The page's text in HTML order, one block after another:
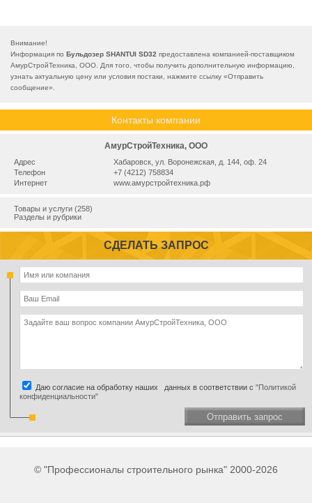
Внимание!
Информация по Бульдозер SHANTUI SD32 предоставлена компанией-поставщиком
АмурСтройТехника, ООО. Для того, чтобы получить дополнительную информацию,
узнать актуальную цену или условия постаки, нажмите ссылку «Отправить
сообщение».
Контакты компании
АмурСтройТехника, ООО
Адрес
Хабаровск, ул. Воронежская, д. 144, оф. 24
Телефон
+7 (4212) 758834
Интернет
www.амурстройтехника.рф
Товары и услуги (258)
Разделы и рубрики
СДЕЛАТЬ ЗАПРОС
Даю согласие на обработку наших данных в соответствии с "Политикой
конфиденциальности"
Отправить запрос
© "Профессионалы строительного рынка" 2000-2026